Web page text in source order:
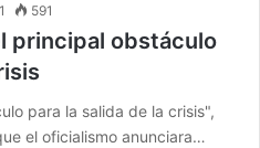
1 591
principal obstáculo
para la salida de la crisis",
el oficialismo anunciara…